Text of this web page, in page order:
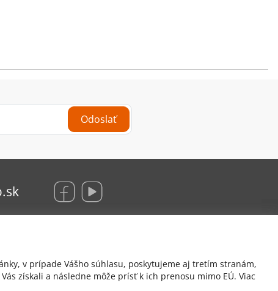
Odoslať
Hrachová 12/B
v prípade Vášho súhlasu, poskytujeme aj tretím stranám,
získali a následne môže prísť k ich prenosu mimo EÚ. Viac